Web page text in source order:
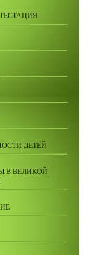
ДЕТЕЙ
В ВЕЛИКОЙ